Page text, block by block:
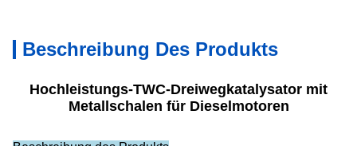
Beschreibung Des Produkts
Hochleistungs-TWC-Dreiwegkatalysator mit
Metallschalen für Dieselmotoren